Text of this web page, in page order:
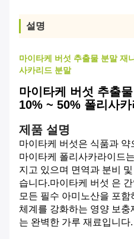
설명
마이타케 버섯 추출물 분말 재
사카리드 분말
마이타케 버섯 추출
10% ~ 50% 폴리사
제품 설명
마이타케 버섯은 식품과
마이타케 폴리사카라이드
지고 있으며 면역과 분비
습니다.마이타케 버섯 은
모든 필수 아미노산을 포
체계를 강화하는 영양 보
는 완벽한 가루 재료입니다.